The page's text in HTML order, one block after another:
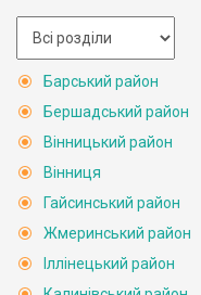
Барський район
Бершадський район
Вінницький район
Вінниця
Гайсинський район
Жмеринський район
Іллінецький район